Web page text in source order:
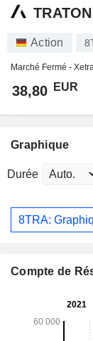
Action
Marché Fermé -
38,80 EUR
Graphique
Durée
8TRA:
Compte de